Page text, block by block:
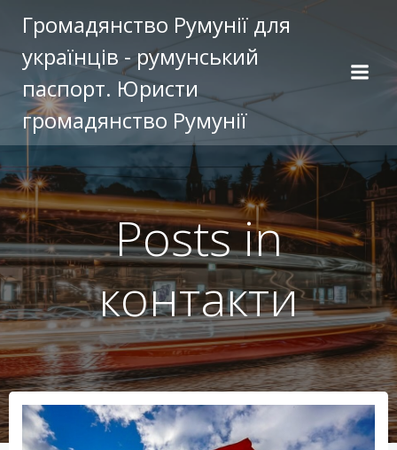
к
содержимому
Громадянство Румунії для
українців - румунський
паспорт. Юристи
громадянство Румунії
Posts in
контакти